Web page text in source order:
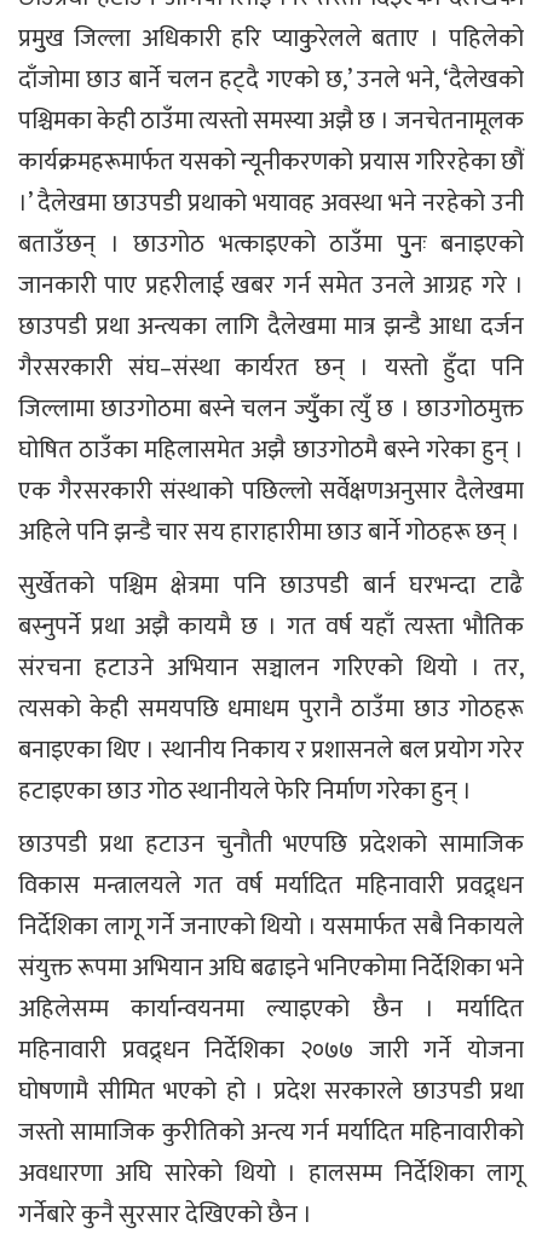
प्रमुुख जिल्ला अधिकारी हरि प्याकुुरेलले बताए । पहिलेको
दाँजोमा छाउ बार्ने चलन हट्दै गएको छ,’ उनले भने, ‘दैलेखको
पश्चिमका केही ठाउँमा त्यस्तो समस्या अझै छ । जनचेतनामूलक
कार्यक्रमहरूमार्फत यसको न्यूनीकरणको प्रयास गरिरहेका छौं
।’ दैलेखमा छाउपडी प्रथाको भयावह अवस्था भने नरहेको उनी
बताउँछन् । छाउगोठ भत्काइएको ठाउँमा पुुनः बनाइएको
जानकारी पाए प्रहरीलाई खबर गर्न समेत उनले आग्रह गरे ।
छाउपडी प्रथा अन्त्यका लागि दैलेखमा मात्र झन्डै आधा दर्जन
गैरसरकारी संघ–संस्था कार्यरत छन् । यस्तो हुँदा पनि
जिल्लामा छाउगोठमा बस्ने चलन ज्युुँका त्युँ छ । छाउगोठमुक्त
घोषित ठाउँका महिलासमेत अझै छाउगोठमै बस्ने गरेका हुन् ।
एक गैरसरकारी संस्थाको पछिल्लो सर्वेक्षणअनुसार दैलेखमा
अहिले पनि झन्डै चार सय हाराहारीमा छाउ बार्ने गोठहरू छन् ।
सुर्खेतको पश्चिम क्षेत्रमा पनि छाउपडी बार्न घरभन्दा टाढै
बस्नुपर्ने प्रथा अझै कायमै छ । गत वर्ष यहाँ त्यस्ता भौतिक
संरचना हटाउने अभियान सञ्चालन गरिएको थियो । तर,
त्यसको केही समयपछि धमाधम पुरानै ठाउँमा छाउ गोठहरू
बनाइएका थिए । स्थानीय निकाय र प्रशासनले बल प्रयोग गरेर
हटाइएका छाउ गोठ स्थानीयले फेरि निर्माण गरेका हुन् ।
छाउपडी प्रथा हटाउन चुनौती भएपछि प्रदेशको सामाजिक
विकास मन्त्रालयले गत वर्ष मर्यादित महिनावारी प्रवद्र्धन
निर्देशिका लागू गर्ने जनाएको थियो । यसमार्फत सबै निकायले
संयुक्त रूपमा अभियान अघि बढाइने भनिएकोमा निर्देशिका भने
अहिलेसम्म कार्यान्वयनमा ल्याइएको छैन । मर्यादित
महिनावारी प्रवद्र्धन निर्देशिका २०७७ जारी गर्ने योजना
घोषणामै सीमित भएको हो । प्रदेश सरकारले छाउपडी प्रथा
जस्तो सामाजिक कुरीतिको अन्त्य गर्न मर्यादित महिनावारीको
अवधारणा अघि सारेको थियो । हालसम्म निर्देशिका लागू
गर्नेबारे कुनै सुरसार देखिएको छैन ।